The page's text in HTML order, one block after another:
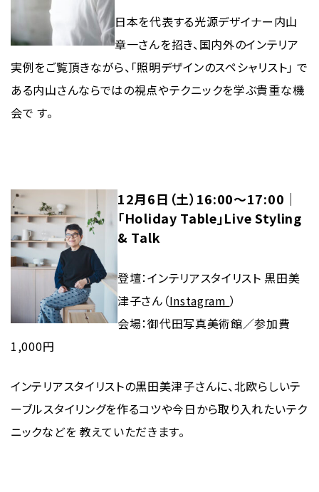
日本を代表する光源デザイナー内山
章一さんを招き、国内外のインテリア
実例をご覧頂きながら、「照明デザインのスペシャリスト」 で
ある内山さんならではの視点やテクニックを学ぶ貴重な機
会で す。
12月6日（土）16:00〜17:00｜
「Holiday Table」Live Styling
& Talk
登壇：インテリアスタイリスト 黒田美
津子さん（Instagram ）
会場：御代田写真美術館／参加費
1,000円
インテリアスタイリストの黒田美津子さんに、北欧らしいテ
ーブルスタイリングを作るコツや今日から取り入れたいテク
ニックなどを 教えていただきます。